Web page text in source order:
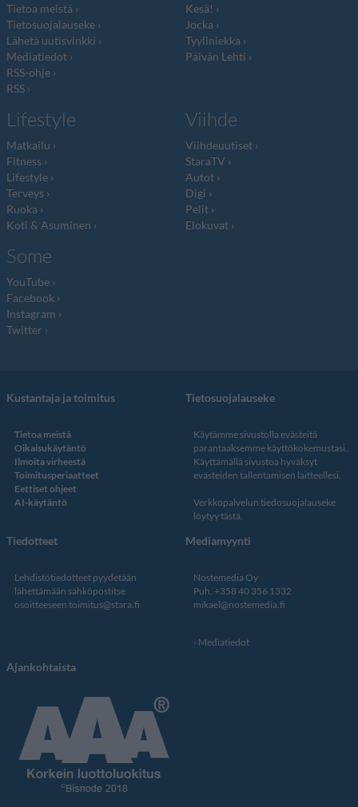
Tietoa meistä
Tietosuojalauseke
Lähetä uutisvinkki
Mediatiedot
RSS-ohje
RSS
Kesä!
Jocka
Tyyliniekka
Päivän Lehti
Lifestyle
Matkailu
Fitness
Lifestyle
Terveys
Ruoka
Koti & Asuminen
Viihde
Viihdeuutiset
StaraTV
Autot
Digi
Pelit
Elokuvat
Some
YouTube
Facebook
Instagram
Twitter
Kustantaja ja toimitus
Tietoa meistä
Oikaisukäytäntö
Ilmoita virheestä
Toimitusperiaatteet
Eettiset ohjeet
AI-käytäntö
Tietosuojalauseke
Käytämme sivustolla evästeitä
parantaaksemme käyttökokemustasi.
Käyttämällä sivustoa hyväksyt
evästeiden tallentamisen laitteellesi.
Verkkopalvelun tiedosuojalauseke
löytyy tästä
Tiedotteet
Lehdistötiedotteet pyydetään
lähettämään sähköpostitse
osoitteeseen toimitus@stara.fi
Mediamyynti
Nostemedia Oy
Puh. +358 40 356 1332
mikael@nostemedia.fi
Mediatiedot
Ajankohtaista